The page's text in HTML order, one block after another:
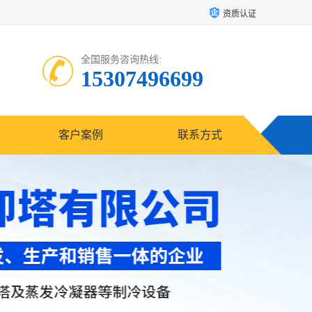
资质认证
全国服务咨询热线:
15307496699
客户案例 联系方式